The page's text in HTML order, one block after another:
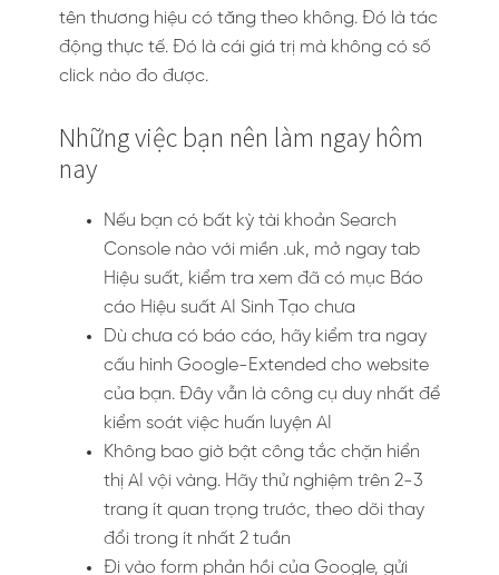
tên thương hiệu có tăng theo không. Đó là tác
động thực tế. Đó là cái giá trị mà không có số
click nào đo được.
Những việc bạn nên làm ngay hôm
nay
Nếu bạn có bất kỳ tài khoản Search
Console nào với miền .uk, mở ngay tab
Hiệu suất, kiểm tra xem đã có mục Báo
cáo Hiệu suất AI Sinh Tạo chưa
Dù chưa có báo cáo, hãy kiểm tra ngay
cấu hình Google-Extended cho website
của bạn. Đây vẫn là công cụ duy nhất để
kiểm soát việc huấn luyện AI
Không bao giờ bật công tắc chặn hiển
thị AI vội vàng. Hãy thử nghiệm trên 2-3
trang ít quan trọng trước, theo dõi thay
đổi trong ít nhất 2 tuần
Đi vào form phản hồi của Google, gửi